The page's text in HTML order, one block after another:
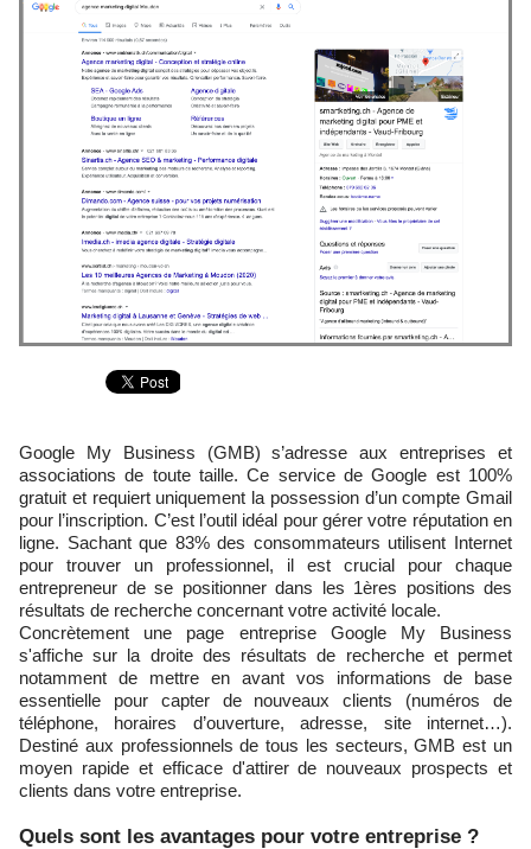
Google My Business (GMB) s’adresse aux entreprises et
associations de toute taille. Ce service de Google est 100%
gratuit et requiert uniquement la possession d’un compte Gmail
pour l’inscription. C’est l’outil idéal pour gérer votre réputation en
ligne. Sachant que 83% des consommateurs utilisent Internet
pour trouver un professionnel, il est crucial pour chaque
entrepreneur de se positionner dans les 1ères positions des
résultats de recherche concernant votre activité locale.
Concrètement une page entreprise Google My Business
s'affiche sur la droite des résultats de recherche et permet
notamment de mettre en avant vos informations de base
essentielle pour capter de nouveaux clients (numéros de
téléphone, horaires d’ouverture, adresse, site internet…).
Destiné aux professionnels de tous les secteurs, GMB est un
moyen rapide et efficace d'attirer de nouveaux prospects et
clients dans votre entreprise.
​Quels sont les avantages pour votre entreprise ?